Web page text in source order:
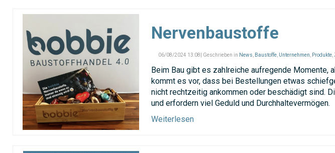
Nervenbaustoffe
06/08/2024 13:08| Geschrieben in News Baustoffe Unternehmen Produkte
Beim Bau gibt es zahlreiche aufregende Momente,
kommt es vor, dass bei Bestellungen etwas
nicht rechtzeitig ankommen oder beschädigt sind.
und erfordern viel Geduld und Durchhaltevermögen.
Weiterlesen